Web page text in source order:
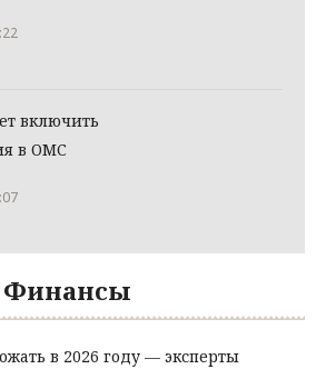
включить
в ОМС
Финансы
в 2026 году — эксперты